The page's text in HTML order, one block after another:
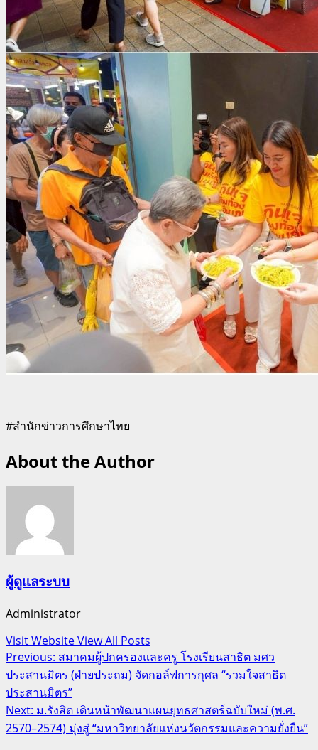
#สำนักข่าวการศึกษาไทย
About the Author
ผู้ดูแลระบบ
Administrator
Visit WebsiteView All Posts
Post
navigation
Previous: สมาคมผู้ปกครองและครู โรงเรียนสาธิต มศว
ประสานมิตร (ฝ่ายประถม) จัดกอล์ฟการกุศล “รวมใจสาธิต
ประสานมิตร”
Next: ม.รังสิต เดินหน้าพัฒนาแผนยุทธศาสตร์ฉบับใหม่ (พ.ศ.
2570–2574) มุ่งสู่ “มหาวิทยาลัยแห่งนวัตกรรมและความยั่งยืน”